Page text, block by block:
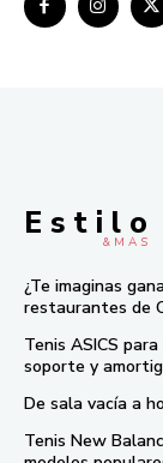
E s t i l o
& M À S
¿Te imaginas
restaurantes de
Tenis ASICS
soporte y
De sala vacía a
Tenis New